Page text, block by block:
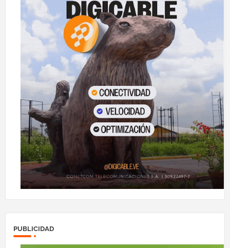
PUBLICIDAD